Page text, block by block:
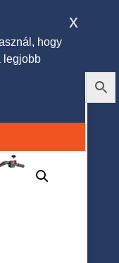
hogy
legjobb
x